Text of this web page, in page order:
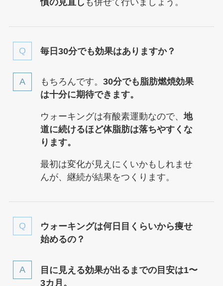
慣の見直し も併せて行いましょう。
毎日30分でも効果はありますか？
もちろんです。 30分でも脂肪燃焼効果
は十分に期待できます。
ウォーキングは有酸素運動なので、地
道に続けるほど体脂肪は落ちやすくな
ります。
最初は変化が見えにくいかもしれませ
んが、継続が結果をつくります。
ウォーキングは何日目くらいから痩せ
始めるの？
目に見える効果が出るまでの目安は1〜
3カ月。